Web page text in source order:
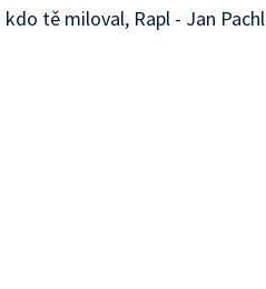
tě miloval, Rapl - Jan Pachl